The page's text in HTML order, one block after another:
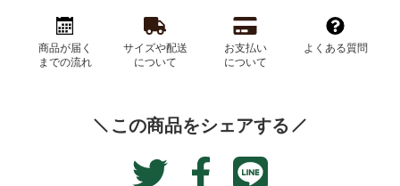
商品が届く
までの流れ
サイズや配送
について
お支払い
について
よくある質問
この商品をシェアする
TwitterFacebookTranslation